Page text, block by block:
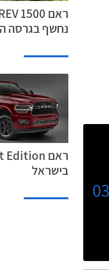
נחשף בגרסה
בישראל